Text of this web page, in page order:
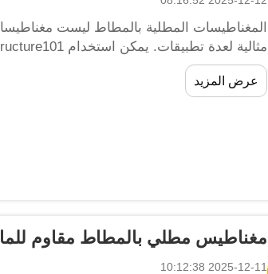
المغناطيسات المطلية بالمطاط ليست
البرمجية، لتحليل قواعد الأكواد ب...
عرض المزيد
مغناطيس مطلي بالمطاط مقاوم
2025-12-11 10:12:38